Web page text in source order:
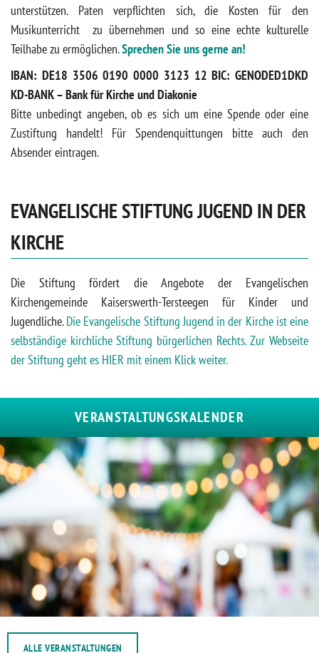
unterstützen. Paten verpflichten sich, die Kosten für den
Musikunterricht zu übernehmen und so eine echte kulturelle
Teilhabe zu ermöglichen.Sprechen Sie uns gerne an!
IBAN: DE18 3506 0190 0000 3123 12 BIC: GENODED1DKD
KD-BANK – Bank für Kirche und Diakonie
Bitte unbedingt angeben, ob es sich um eine Spende oder eine
Zustiftung handelt! Für Spendenquittungen bitte auch den
Absender eintragen.
EVANGELISCHE STIFTUNG JUGEND IN DER
KIRCHE
Die Stiftung fördert die Angebote der Evangelischen
Kirchengemeinde Kaiserswerth-Tersteegen für Kinder und
Jugendliche.Die Evangelische Stiftung Jugend in der Kirche ist eine
selbständige kirchliche Stiftung bürgerlichen Rechts. Zur Webseite
der Stiftung geht es HIER mit einem Klick weiter.
VERANSTALTUNGSKALENDER
ALLE VERANSTALTUNGEN